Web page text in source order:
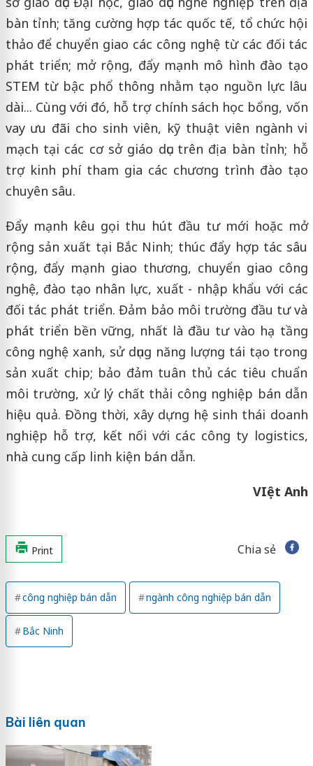
bàn tỉnh; tăng cường hợp tác quốc tế, tổ chức hội
thảo để chuyển giao các công nghệ từ các đối tác
phát triển; mở rộng, đẩy mạnh mô hình đào tạo
STEM từ bậc phổ thông nhằm tạo nguồn lực lâu
dài... Cùng với đó, hỗ trợ chính sách học bổng, vốn
vay ưu đãi cho sinh viên, kỹ thuật viên ngành vi
mạch tại các cơ sở giáo dục trên địa bàn tỉnh; hỗ
trợ kinh phí tham gia các chương trình đào tạo
chuyên sâu.
Đẩy mạnh kêu gọi thu hút đầu tư mới hoặc mở
rộng sản xuất tại Bắc Ninh; thúc đẩy hợp tác sâu
rộng, đẩy mạnh giao thương, chuyển giao công
nghệ, đào tạo nhân lực, xuất - nhập khẩu với các
đối tác phát triển. Đảm bảo môi trường đầu tư và
phát triển bền vững, nhất là đầu tư vào hạ tầng
công nghệ xanh, sử dụng năng lượng tái tạo trong
sản xuất chip; bảo đảm tuân thủ các tiêu chuẩn
môi trường, xử lý chất thải công nghiệp bán dẫn
hiệu quả. Đồng thời, xây dựng hệ sinh thái doanh
nghiệp hỗ trợ, kết nối với các công ty logistics,
nhà cung cấp linh kiện bán dẫn.
VIệt Anh
Print Chia sẻ
công nghiệp bán dẫn ngành công nghiệp bán dẫn
Bắc Ninh
Bài liên quan